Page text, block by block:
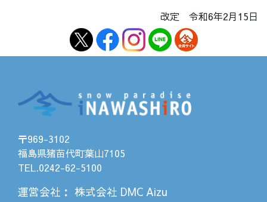
改定 令和6年2月15日
〒969-3102
福島県猪苗代町葉山7105
TEL.0242-62-5100
運営会社 ： 株式会社 DMC Aizu